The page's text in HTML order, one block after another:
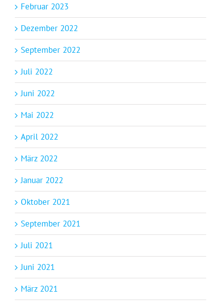
Februar 2023
Dezember 2022
September 2022
Juli 2022
Juni 2022
Mai 2022
April 2022
März 2022
Januar 2022
Oktober 2021
September 2021
Juli 2021
Juni 2021
März 2021